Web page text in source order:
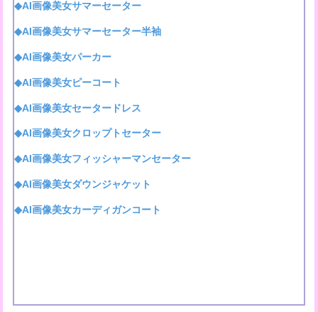
◆AI画像美女サマーセーター
◆AI画像美女サマーセーター半袖
◆AI画像美女パーカー
◆AI画像美女ピーコート
◆AI画像美女セータードレス
◆AI画像美女クロップトセーター
◆AI画像美女フィッシャーマンセーター
◆AI画像美女ダウンジャケット
◆AI画像美女カーディガンコート